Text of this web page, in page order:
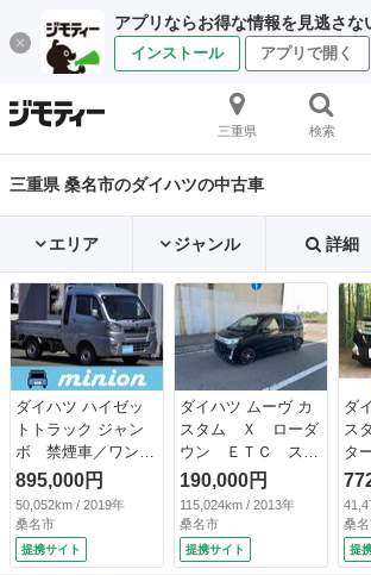
アプリならお得な情報を見逃さな
インストール アプリで開く
三重県 検索
三重県 桑名市のダイハツの中古車
エリア ジャンル 詳細
ダイハツ ハイゼッ
トトラック ジャン
ボ 禁煙車／ワンオ
ーナー／５速ミッシ
ョン／ＬＥＤヘッド
ライト／ＬＥＤフォ
グランプ／ＣＤオー
ディオ／ドライブレ
895,000円
50,052km / 2019年
桑名市
提携サイト
ダイハツ ムーヴ カ
スタム Ｘ ローダ
ウン ＥＴＣ スマ
ートキー アイドリ
ングストップ 電動
格納ミラー ベンチ
シート ＣＶＴ 盗
難防止システム Ａ
190,000円
115,024km / 2013年
桑名市
提携サイト
ダ
ス
タ
ア
バ
被
ド
キ
桑
提